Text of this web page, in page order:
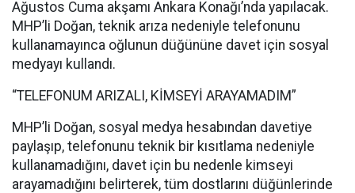
Ağustos Cuma akşamı Ankara Konağı’nda yapılacak.
MHP’li Doğan, teknik arıza nedeniyle telefonunu
kullanamayınca oğlunun düğününe davet için sosyal
medyayı kullandı.
“TELEFONUM ARIZALI, KİMSEYİ ARAYAMADIM”
MHP’li Doğan, sosyal medya hesabından davetiye
paylaşıp, telefonunu teknik bir kısıtlama nedeniyle
kullanamadığını, davet için bu nedenle kimseyi
arayamadığını belirterek, tüm dostlarını düğünlerinde